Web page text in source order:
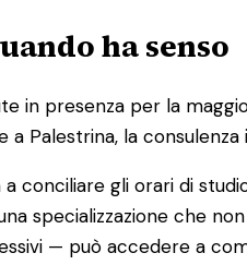
ha senso
in presenza per la
Palestrina, la
conciliare gli orari di
specializzazione che
— può accedere a